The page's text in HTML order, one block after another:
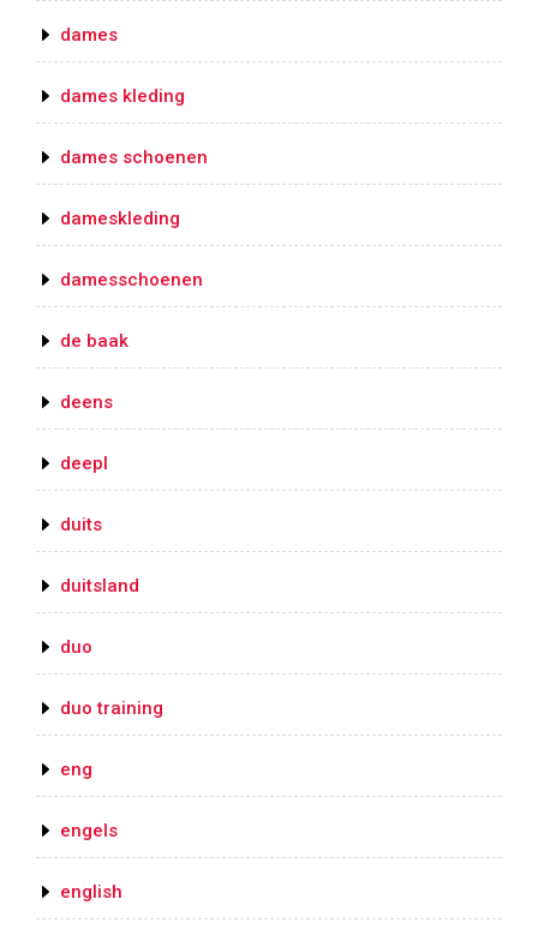
dames
dames kleding
dames schoenen
dameskleding
damesschoenen
de baak
deens
deepl
duits
duitsland
duo
duo training
eng
engels
english